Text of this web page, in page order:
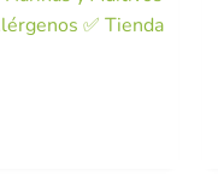
✅ Tienda